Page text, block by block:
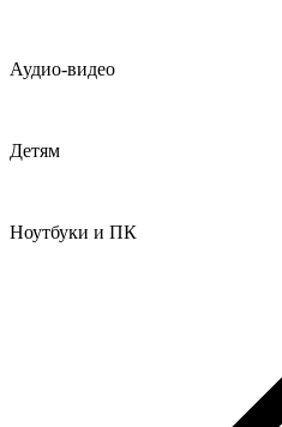
Аудио-видео
Детям
Ноутбуки и ПК